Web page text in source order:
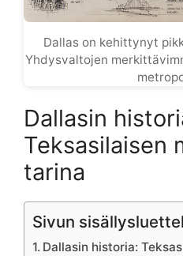
Dallas on kehittynyt
Yhdysvaltojen
Dallasin
Teksasilaisen
tarina
Sivun
Dallasin historia: